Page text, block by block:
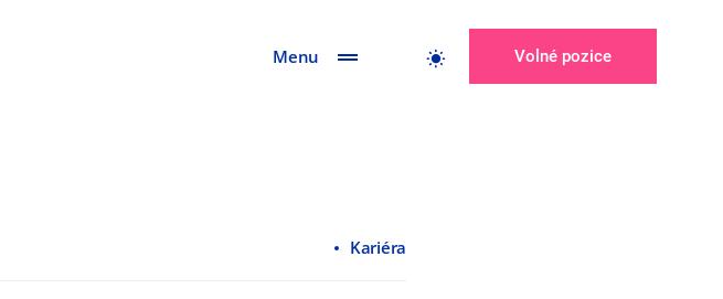
Menu Volné pozice
Kariéra